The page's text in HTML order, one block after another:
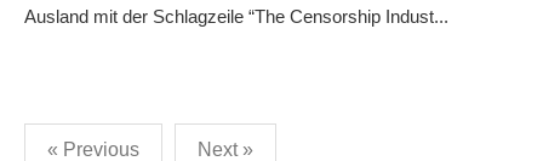
Ausland mit der Schlagzeile “The Censorship Indust...
Posts
« Previous Next »